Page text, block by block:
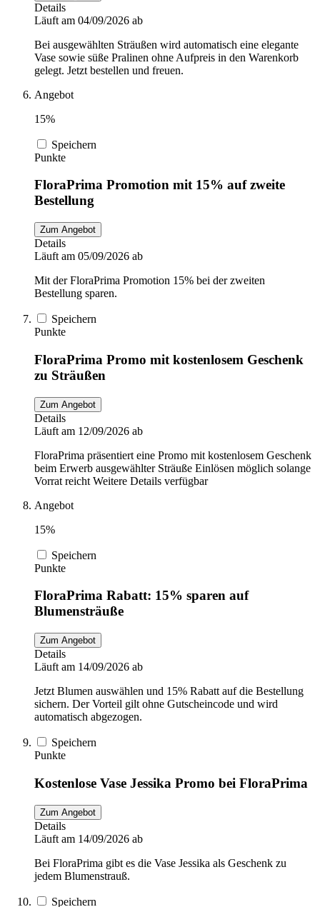
Details
Läuft am 04/09/2026 ab
Bei ausgewählten Sträußen wird automatisch eine elegante
Vase sowie süße Pralinen ohne Aufpreis in den Warenkorb
gelegt. Jetzt bestellen und freuen.
Angebot
15%
Speichern
Punkte
FloraPrima Promotion mit 15% auf zweite
Bestellung
Zum Angebot
Details
Läuft am 05/09/2026 ab
Mit der FloraPrima Promotion 15% bei der zweiten
Bestellung sparen.
Speichern
Punkte
FloraPrima Promo mit kostenlosem Geschenk
zu Sträußen
Zum Angebot
Details
Läuft am 12/09/2026 ab
FloraPrima präsentiert eine Promo mit kostenlosem Geschenk
beim Erwerb ausgewählter Sträuße Einlösen möglich solange
Vorrat reicht Weitere Details verfügbar
Angebot
15%
Speichern
Punkte
FloraPrima Rabatt: 15% sparen auf
Blumensträuße
Zum Angebot
Details
Läuft am 14/09/2026 ab
Jetzt Blumen auswählen und 15% Rabatt auf die Bestellung
sichern. Der Vorteil gilt ohne Gutscheincode und wird
automatisch abgezogen.
Speichern
Punkte
Kostenlose Vase Jessika Promo bei FloraPrima
Zum Angebot
Details
Läuft am 14/09/2026 ab
Bei FloraPrima gibt es die Vase Jessika als Geschenk zu
jedem Blumenstrauß.
Speichern